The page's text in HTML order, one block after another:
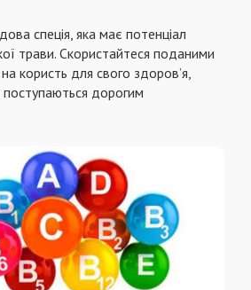
спеція, яка має потенціал
трави. Скористайтеся поданими
користь для свого здоров’я,
дорогим